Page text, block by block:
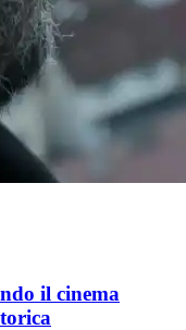
il cinema